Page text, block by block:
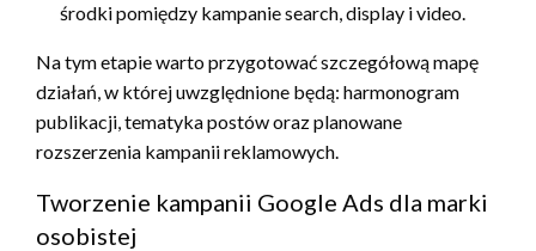
środki pomiędzy kampanie search, display i video.
Na tym etapie warto przygotować szczegółową mapę
działań, w której uwzględnione będą: harmonogram
publikacji, tematyka postów oraz planowane
rozszerzenia kampanii reklamowych.
Tworzenie kampanii Google Ads dla marki
osobistej